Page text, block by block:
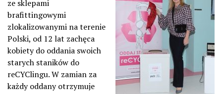
ze sklepami
brafittingowymi
zlokalizowanymi na terenie
Polski, od 12 lat zachęca
kobiety do oddania swoich
starych staników do
reCYClingu. W zamian za
każdy oddany otrzymuje